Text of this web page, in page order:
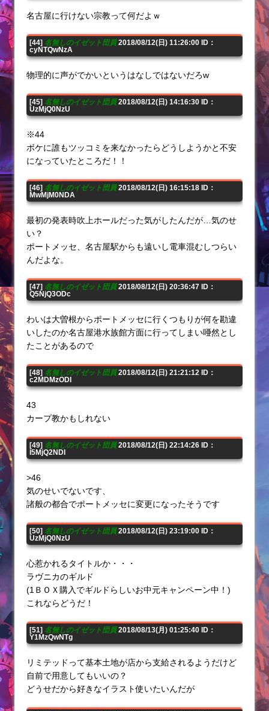
名古屋に行けない宗教って何だよｗ
[44] 名無しのイゼット団員2018/08/12(日) 11:26:00 ID：
cyNTQwNzA
物理的に声がでかいというはなしではないだろw
[45] 名無しのイゼット団員2018/08/12(日) 14:16:30 ID：
UzMjQ0NzU
※44
ボケに誰もツッコミを来なかったらどうしようかと不安
になっていたところだ！！
[46] 名無しのイゼット団員2018/08/12(日) 16:15:18 ID：
MwMjM0NDA
最初の発表時吹上ホールだった気がしたんだが…気のせ
い？
ポートメッセ、名古屋駅からも遠いし電車混むしつらい
んだよな。
[47] 名無しのイゼット団員2018/08/12(日) 20:36:47 ID：
Q5NjQ3ODc
わいは大曽根からポートメッセに行くつもりが何を勘違
いしたのか名古屋港水族館方面に行ってしまい唖然とし
たことがあるので
[48] 名無しのイゼット団員2018/08/12(日) 21:21:12 ID：
c2MDMzODI
43
カープ教かもしれない
[49] 名無しのイゼット団員2018/08/12(日) 22:14:26 ID：
I5MjQ2NDI
>46
気のせいでないです、
諸般の都合でポートメッセに変更になったそうです
[50] 名無しのイゼット団員2018/08/12(日) 23:19:00 ID：
UzMjQ0NzU
心惹かれるタイトルか・・・
ラヴニカのギルド
(1ＢＯＸ購入でギルドらしいお中元キャンペーン中！)
これならどうだ！
[51] 名無しのイゼット団員2018/08/13(月) 01:25:40 ID：
Y1MzQwNTg
リミテッドって基本土地が店から支給されるようだけど
自前で用意してもいいの？
どうせだから好きなイラスト使いたいんだが